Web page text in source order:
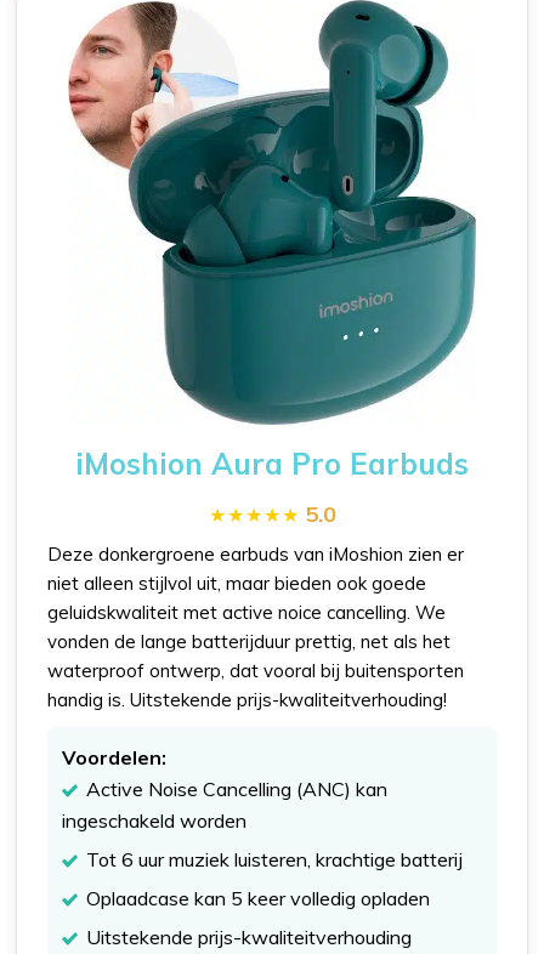
iMoshion Aura Pro Earbuds
5.0
Deze donkergroene earbuds van iMoshion zien er
niet alleen stijlvol uit, maar bieden ook goede
geluidskwaliteit met active noice cancelling. We
vonden de lange batterijduur prettig, net als het
waterproof ontwerp, dat vooral bij buitensporten
handig is. Uitstekende prijs-kwaliteitverhouding!
Voordelen:
Active Noise Cancelling (ANC) kan
ingeschakeld worden
Tot 6 uur muziek luisteren, krachtige batterij
Oplaadcase kan 5 keer volledig opladen
Uitstekende prijs-kwaliteitverhouding